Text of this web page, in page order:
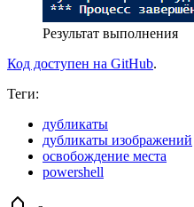
Результат выполнения
Код доступен на GitHub.
Теги:
дубликаты
дубликаты изображений
освобождение места
powershell